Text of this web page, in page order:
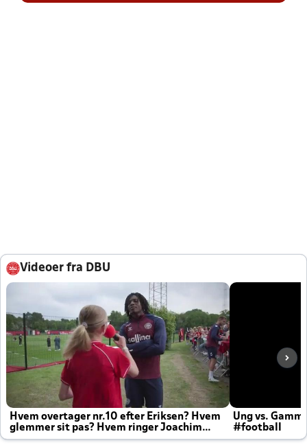
Videoer fra DBU
Hvem overtager nr.10 efter Eriksen? Hvem
glemmer sit pas? Hvem ringer Joachim
altid til efter kampe?
Ung vs.
#football